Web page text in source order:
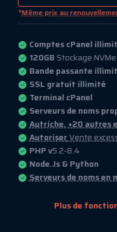
*Même prix au
Comptes cPanel
120GBStockage NVMe
Bande passante
SSL gratuit illimité
Terminal cPanel
Serveurs de noms
Autriche, +20 autres
AutoriserVente
PHP v5.2-8.4
Node.Js & Python
Serveurs de noms en
Plus de